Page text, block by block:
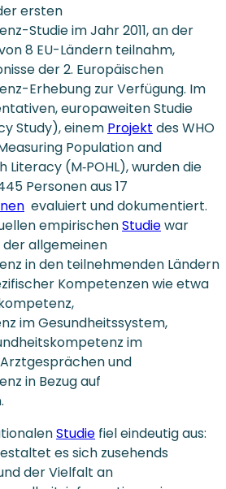
ersten
Studie im Jahr 2011, an der
8 EU-Ländern teilnahm,
der 2. Europäischen
Erhebung zur Verfügung. Im
europaweiten Studie
Study), einem Projekt des WHO
Population and
(M‑POHL), wurden die
Personen aus 17
evaluiert und dokumentiert.
empirischenStudiewar
allgemeinen
in den teilnehmenden Ländern
Kompetenzen wie etwa
im Gesundheitssystem,
im
und
in Bezug auf
Studie fiel eindeutig aus:
es sich zusehends
der Vielfalt an